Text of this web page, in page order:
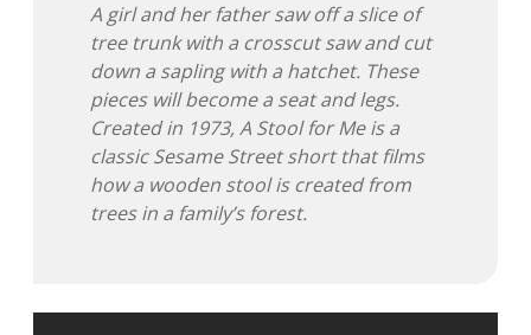
A girl and her father saw off a slice of
tree trunk with a crosscut saw and cut
down a sapling with a hatchet. These
pieces will become a seat and legs.
Created in 1973, A Stool for Me is a
classic Sesame Street short that films
how a wooden stool is created from
trees in a family’s forest.